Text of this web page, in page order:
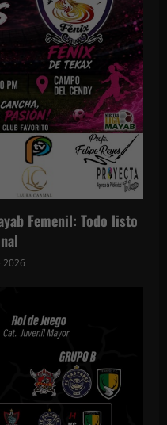
Femenil: Todo listo
2026